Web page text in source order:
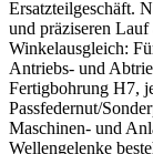
Ersatzteilgeschäft.
und präziseren
Winkelausgleich:
Antriebs- und
Fertigbohrung H7,
Passfedernut/
Maschinen- und
Wellengelenke